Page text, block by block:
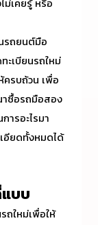
ม่เคยรู้ หรือ
รถยนต์มือ
ะเบียนรถใหม่
ครบถ้วน เพื่อ
าซื้อรถมือสอง
ารอะไรมา
อียดทั้งหมดได้
บบ
ถใหม่เพื่อให้